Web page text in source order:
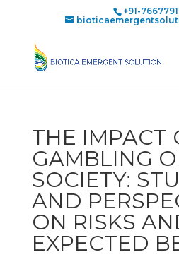
+91-
THE IMPACT
GAMBLING
SOCIETY:
AND
ON RISKS
EXPECTED